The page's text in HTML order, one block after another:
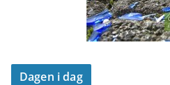
Dagen i dag